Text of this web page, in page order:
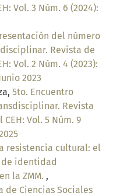
Vol. 3 Núm. 6 (2024):
del número
Revista de
Vol. 2 Núm. 4 (2023):
2023
5to. Encuentro
Revista
Vol. 5 Núm. 9
resistencia cultural: el
de identidad
la ZMM. ,
de Ciencias Sociales